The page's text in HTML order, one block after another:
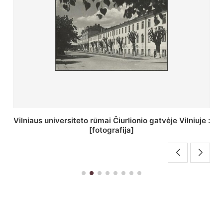
St. Batoro universiteto J. Pilsudskio kolegija :
[fotografija]